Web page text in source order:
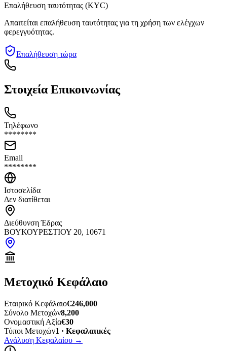
Επαλήθευση ταυτότητας (KYC)
Απαιτείται επαλήθευση ταυτότητας για τη χρήση των ελέγχων
φερεγγυότητας.
Επαλήθευση τώρα
Στοιχεία Επικοινωνίας
Τηλέφωνο
********
Email
********
Ιστοσελίδα
Δεν διατίθεται
Διεύθυνση Έδρας
ΒΟΥΚΟΥΡΕΣΤΙΟΥ 20, 10671
Μετοχικό Κεφάλαιο
Εταιρικό Κεφάλαιο€246,000
Σύνολο Μετοχών8,200
Ονομαστική Αξία€30
Τύποι Μετοχών1 · Κεφαλαιικές
Ανάλυση Κεφαλαίου →